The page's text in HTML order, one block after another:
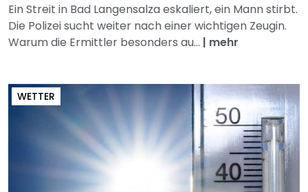
Ein Streit in Bad Langensalza eskaliert, ein Mann stirbt.
Die Polizei sucht weiter nach einer wichtigen Zeugin.
Warum die Ermittler besonders au... | mehr
WETTER